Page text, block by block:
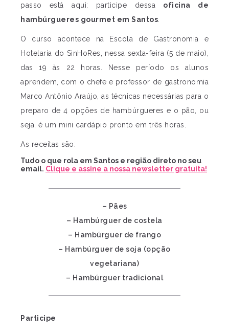
passo está aqui: participe dessa oficina de
hambúrgueres gourmet em Santos.
O curso acontece na Escola de Gastronomia e
Hotelaria do SinHoRes, nessa sexta-feira (5 de maio),
das 19 às 22 horas. Nesse período os alunos
aprendem, com o chefe e professor de gastronomia
Marco Antônio Araújo, as técnicas necessárias para o
preparo de 4 opções de hambúrgueres e o pão, ou
seja, é um mini cardápio pronto em três horas.
As receitas são:
Tudo o que rola em Santos e região direto no seu
email. Clique e assine a nossa newsletter gratuita!
– Pães
– Hambúrguer de costela
– Hambúrguer de frango
– Hambúrguer de soja (opção
vegetariana)
– Hambúrguer tradicional
Participe